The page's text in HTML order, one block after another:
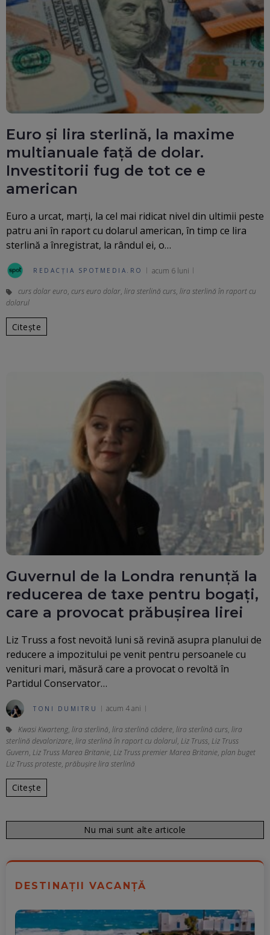
Euro și lira sterlină, la maxime
multianuale față de dolar.
Investitorii fug de tot ce e
american
Euro a urcat, marți, la cel mai ridicat nivel din ultimii peste
patru ani în raport cu dolarul american, în timp ce lira
sterlină a înregistrat, la rândul ei, o…
REDACȚIA SPOTMEDIA.RO acum 6 luni
curs dolar euro, curs euro dolar, lira sterlină curs, lira sterlină în raport cu
dolarul
Citește
Guvernul de la Londra renunță la
reducerea de taxe pentru bogați,
care a provocat prăbuşirea lirei
Liz Truss a fost nevoită luni să revină asupra planului de
reducere a impozitului pe venit pentru persoanele cu
venituri mari, măsură care a provocat o revoltă în
Partidul Conservator…
TONI DUMITRU acum 4 ani
Kwasi Kwarteng, lira sterlină, lira sterlină cădere, lira sterlină curs, lira
sterlină devalorizare, lira sterlină în raport cu dolarul, Liz Truss, Liz Truss
Guvern, Liz Truss Marea Britanie, Liz Truss premier Marea Britanie, plan buget
Liz Truss proteste, prăbușire lira sterlină
Citește
Nu mai sunt alte articole
DESTINAȚII VACANȚĂ